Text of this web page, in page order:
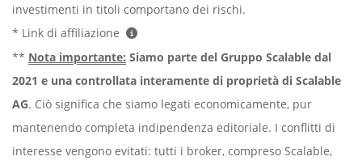
investimenti in titoli comportano dei rischi.
* Link di affiliazione
** Nota importante: Siamo parte del Gruppo Scalable dal
2021 e una controllata interamente di proprietà di Scalable
AG. Ciò significa che siamo legati economicamente, pur
mantenendo completa indipendenza editoriale. I conflitti di
interesse vengono evitati: tutti i broker, compreso Scalable,